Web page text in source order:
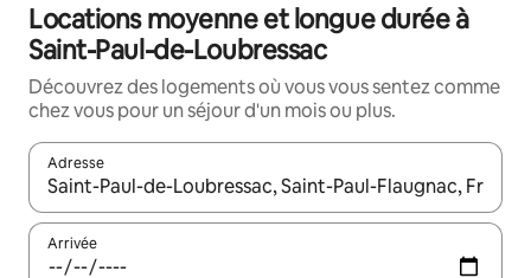
Locations moyenne et longue durée à
Saint-Paul-de-Loubressac
Découvrez des logements où vous vous sentez comme
chez vous pour un séjour d'un mois ou plus.
Adresse
Lorsque les résultats s'affichent, utilisez les flèches vers le
Arrivée